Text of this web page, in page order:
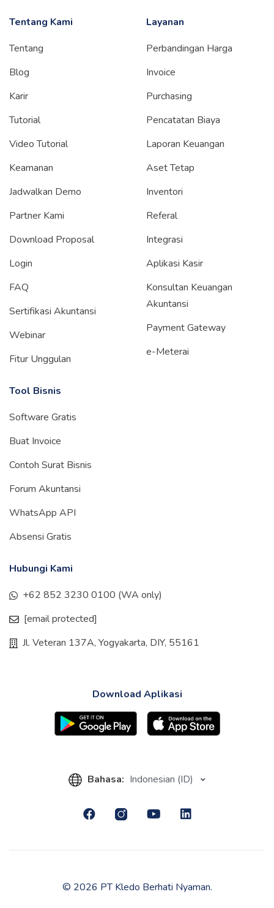
Tentang Kami
Tentang
Blog
Karir
Tutorial
Video Tutorial
Keamanan
Jadwalkan Demo
Partner Kami
Download Proposal
Login
FAQ
Sertifikasi Akuntansi
Webinar
Fitur Unggulan
Layanan
Perbandingan Harga
Invoice
Purchasing
Pencatatan Biaya
Laporan Keuangan
Aset Tetap
Inventori
Referal
Integrasi
Aplikasi Kasir
Konsultan Keuangan
Akuntansi
Payment Gateway
e-Meterai
Tool Bisnis
Software Gratis
Buat Invoice
Contoh Surat Bisnis
Forum Akuntansi
WhatsApp API
Absensi Gratis
Hubungi Kami
+62 852 3230 0100 (WA only)
[email protected]
Jl. Veteran 137A, Yogyakarta, DIY, 55161
Download Aplikasi
Bahasa: Indonesian (ID)
© 2026 PT Kledo Berhati Nyaman.